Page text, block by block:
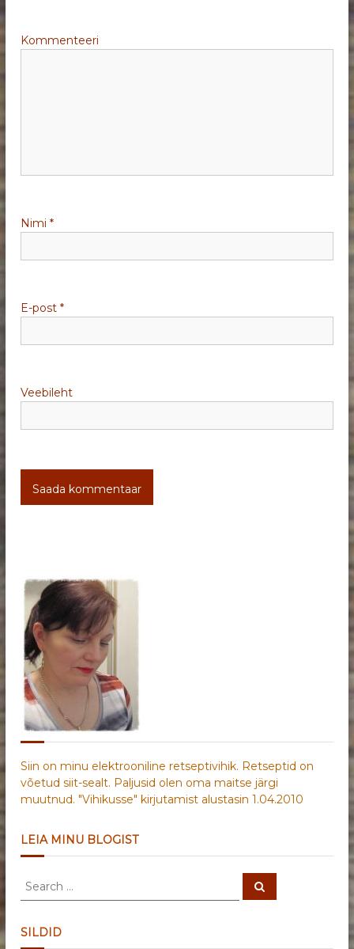
e
n
e
Kommenteeri
Nimi*
E-post*
Veebileht
Siin on minu elektrooniline retseptivihik. Retseptid on
võetud siit-sealt. Paljusid olen oma maitse järgi
muutnud. "Vihikusse" kirjutamist alustasin 1.04.2010
LEIA MINU BLOGIST
S
r
c
S
SILDID